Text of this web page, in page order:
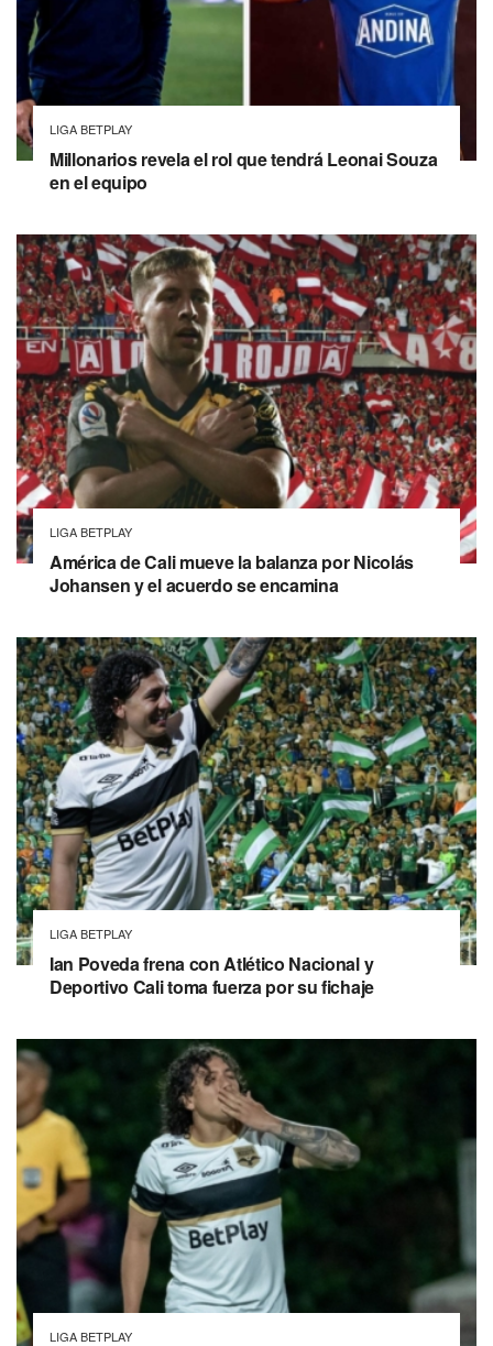
LIGA BETPLAY
Millonarios revela el rol que tendrá Leonai Souza
en el equipo
LIGA BETPLAY
América de Cali mueve la balanza por Nicolás
Johansen y el acuerdo se encamina
LIGA BETPLAY
Ian Poveda frena con Atlético Nacional y
Deportivo Cali toma fuerza por su fichaje
LIGA BETPLAY